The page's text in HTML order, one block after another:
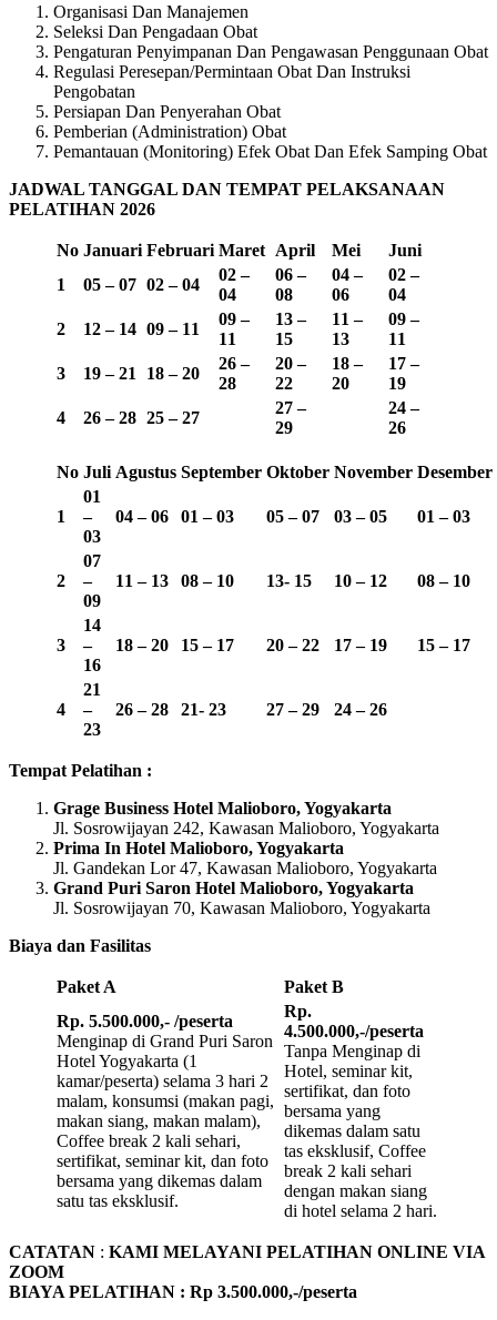
Organisasi Dan Manajemen
Seleksi Dan Pengadaan Obat
Pengaturan Penyimpanan Dan Pengawasan Penggunaan Obat
Regulasi Peresepan/Permintaan Obat Dan Instruksi
Pengobatan
Persiapan Dan Penyerahan Obat
Pemberian (Administration) Obat
Pemantauan (Monitoring) Efek Obat Dan Efek Samping Obat
JADWAL TANGGAL DAN TEMPAT PELAKSANAAN
PELATIHAN 2026
No Januari Februari Maret April Mei
Juni
1
05 – 07 02 – 04
02 –
04
06 –
08
04 –
06
02 –
04
2
12 – 14 09 – 11
09 –
11
13 –
15
11 –
13
09 –
11
3
19 – 21 18 – 20
26 –
28
20 –
22
18 –
20
17 –
19
4
26 – 28 25 – 27
27 –
29
24 –
26
No Juli Agustus September Oktober November Desember
1
01
–
03
04 – 06 01 – 03 05 – 07 03 – 05 01 – 03
2
07
–
09
11 – 13 08 – 10 13- 15 10 – 12 08 – 10
3
14
–
16
18 – 20 15 – 17 20 – 22 17 – 19 15 – 17
4
21
–
23
26 – 28 21- 23 27 – 29 24 – 26
Tempat Pelatihan :
Grage Business Hotel Malioboro, Yogyakarta
Jl. Sosrowijayan 242, Kawasan Malioboro, Yogyakarta
Prima In Hotel Malioboro, Yogyakarta
Jl. Gandekan Lor 47, Kawasan Malioboro, Yogyakarta
Grand Puri Saron Hotel Malioboro, Yogyakarta
Jl. Sosrowijayan 70, Kawasan Malioboro, Yogyakarta
Biaya dan Fasilitas
Paket A
Paket B
Rp. 5.500.000,- /peserta
Menginap di Grand Puri Saron
Hotel Yogyakarta (1
kamar/peserta) selama 3 hari 2
malam, konsumsi (makan pagi,
makan siang, makan malam),
Coffee break 2 kali sehari,
sertifikat, seminar kit, dan foto
bersama yang dikemas dalam
satu tas eksklusif.
Rp.
4.500.000,-/peserta
Tanpa Menginap di
Hotel, seminar kit,
sertifikat, dan foto
bersama yang
dikemas dalam satu
tas eksklusif, Coffee
break 2 kali sehari
dengan makan siang
di hotel selama 2 hari.
CATATAN : KAMI MELAYANI PELATIHAN ONLINE VIA
ZOOM
BIAYA PELATIHAN : Rp 3.500.000,-/peserta